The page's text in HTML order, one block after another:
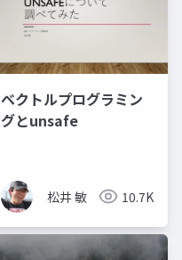
ベクトルプログラミン
グとunsafe
松井 敏 10.7K